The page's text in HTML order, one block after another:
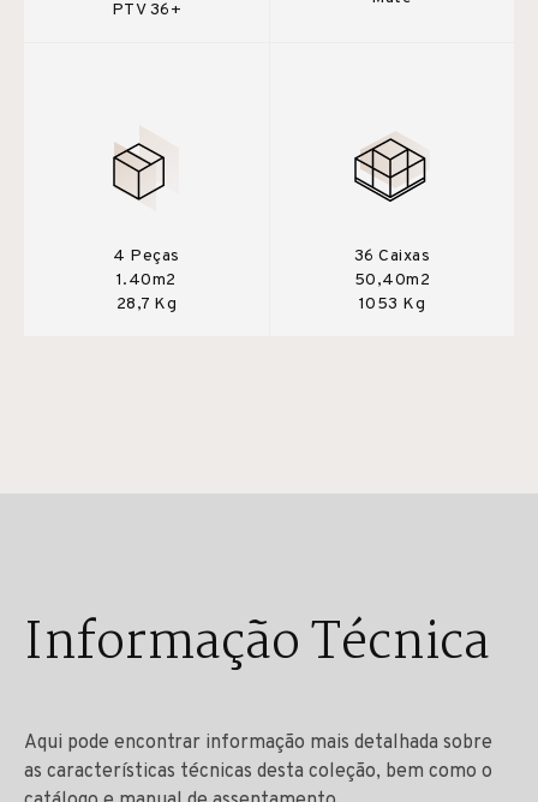
PTV 36+
4 Peças
1.40m2
28,7 Kg
36 Caixas
50,40m2
1053 Kg
Informação Técnica
Aqui pode encontrar informação mais detalhada sobre
as características técnicas desta coleção, bem como o